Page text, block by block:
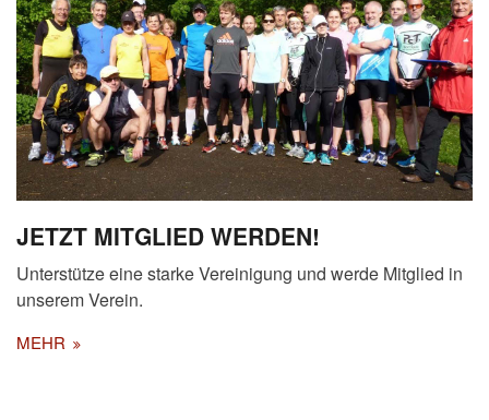
JETZT MITGLIED WERDEN!
Unterstütze eine starke Vereinigung und werde Mitglied in
unserem Verein.
MEHR